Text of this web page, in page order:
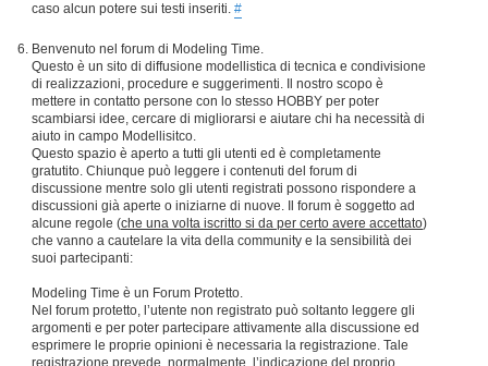
caso alcun potere sui testi inseriti. #
Benvenuto nel forum di Modeling Time.
Questo è un sito di diffusione modellistica di tecnica e condivisione
di realizzazioni, procedure e suggerimenti. Il nostro scopo è
mettere in contatto persone con lo stesso HOBBY per poter
scambiarsi idee, cercare di migliorarsi e aiutare chi ha necessità di
aiuto in campo Modellisitco.
Questo spazio è aperto a tutti gli utenti ed è completamente
gratutito. Chiunque può leggere i contenuti del forum di
discussione mentre solo gli utenti registrati possono rispondere a
discussioni già aperte o iniziarne di nuove. Il forum è soggetto ad
alcune regole (che una volta iscritto si da per certo avere accettato)
che vanno a cautelare la vita della community e la sensibilità dei
suoi partecipanti:
Modeling Time è un Forum Protetto.
Nel forum protetto, l’utente non registrato può soltanto leggere gli
argomenti e per poter partecipare attivamente alla discussione ed
esprimere le proprie opinioni è necessaria la registrazione. Tale
registrazione prevede, normalmente, l’indicazione del proprio